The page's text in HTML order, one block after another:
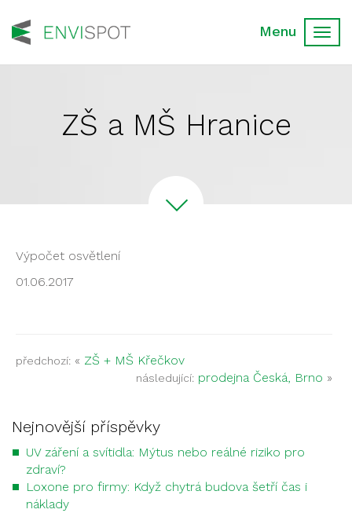
ZŠ a MŠ Hranice
Výpočet osvětlení
01.06.2017
předchozí: « ZŠ + MŠ Křečkov
následující: prodejna Česká, Brno »
Nejnovější příspěvky
UV záření a svítidla: Mýtus nebo reálné riziko pro
zdraví?
Loxone pro firmy: Když chytrá budova šetří čas i
náklady